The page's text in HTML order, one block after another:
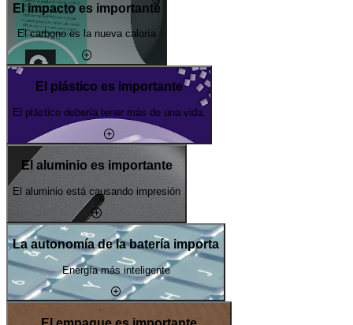
El impacto es importante
El carbono es la nueva caloría
El plástico es importante
El plástico debería tener más de una vida.
El aluminio es importante
El aluminio está causando impresión
La autonomía de la batería importa
Energía más inteligente